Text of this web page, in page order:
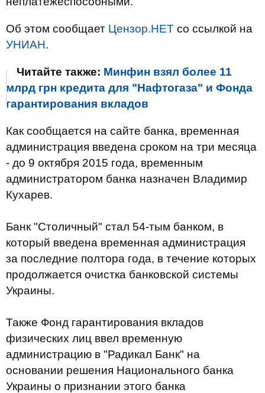
Об этом сообщает Цензор.НЕТ со ссылкой на
УНИАН.
Читайте также: Минфин взял более 11
млрд грн кредита для "Нафтогаза" и Фонда
гарантирования вкладов
Как сообщается на сайте банка, временная
администрация введена сроком на три месяца
- до 9 октября 2015 года, временным
администратором банка назначен Владимир
Кухарев.
Банк "Столичный" стал 54-тым банком, в
который введена временная администрация
за последние полтора года, в течение которых
продолжается очистка банковской системы
Украины.
Также Фонд гарантирования вкладов
физических лиц ввел временную
администрацию в "Радикал Банк" на
основании решения Национального банка
Украины о признании этого банка